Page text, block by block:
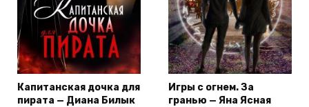
Капитанская дочка для
пирата — Диана Билык
Игры с огнем. За
гранью — Яна Ясная